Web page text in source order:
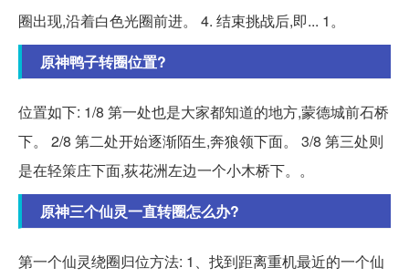
圈出现,沿着白色光圈前进。 4. 结束挑战后,即... 1。
原神鸭子转圈位置?
位置如下: 1/8 第一处也是大家都知道的地方,蒙德城前石桥
下。 2/8 第二处开始逐渐陌生,奔狼领下面。 3/8 第三处则
是在轻策庄下面,荻花洲左边一个小木桥下。。
原神三个仙灵一直转圈怎么办?
第一个仙灵绕圈归位方法: 1、找到距离重机最近的一个仙